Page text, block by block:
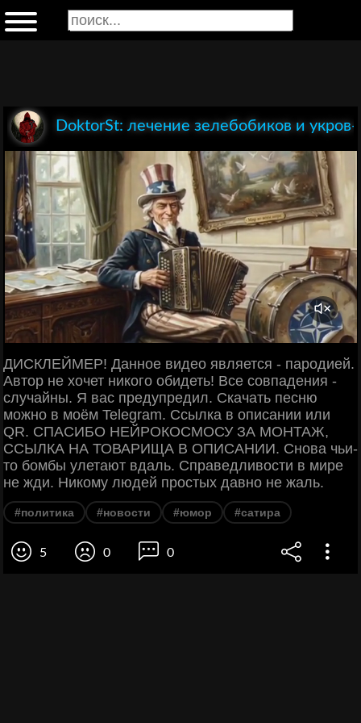
DoktorSt: лечение зелебобиков и укров-
ДИСКЛЕЙМЕР! Данное видео является - пародией.
Автор не хочет никого обидеть! Все совпадения -
случайны. Я вас предупредил. Скачать песню
можно в моём Telegram. Ссылка в описании или
QR. СПАСИБО НЕЙРОКОСМОСУ ЗА МОНТАЖ,
ССЫЛКА НА ТОВАРИЩА В ОПИСАНИИ. Снова чьи-
то бомбы улетают вдаль. Справедливости в мире
не жди. Никому людей простых давно не жаль.
#политика #новости #юмор #сатира
5 0 0